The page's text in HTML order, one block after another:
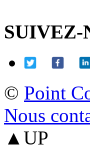
SUIVEZ-
© Point
Nous
▲UP